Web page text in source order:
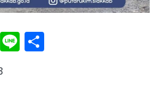
Messenger
Line